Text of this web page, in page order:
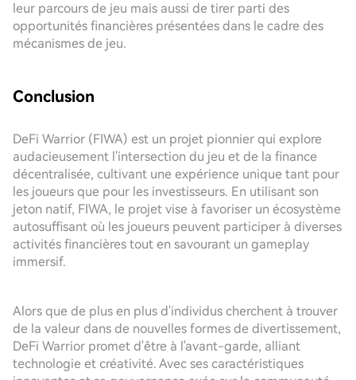
leur parcours de jeu mais aussi de tirer parti des
opportunités financières présentées dans le cadre des
mécanismes de jeu.
Conclusion
DeFi Warrior (FIWA) est un projet pionnier qui explore
audacieusement l'intersection du jeu et de la finance
décentralisée, cultivant une expérience unique tant pour
les joueurs que pour les investisseurs. En utilisant son
jeton natif, FIWA, le projet vise à favoriser un écosystème
autosuffisant où les joueurs peuvent participer à diverses
activités financières tout en savourant un gameplay
immersif.
Alors que de plus en plus d'individus cherchent à trouver
de la valeur dans de nouvelles formes de divertissement,
DeFi Warrior promet d'être à l'avant-garde, alliant
technologie et créativité. Avec ses caractéristiques